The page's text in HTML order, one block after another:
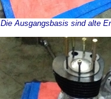
Die Ausgangsbasis sind alte